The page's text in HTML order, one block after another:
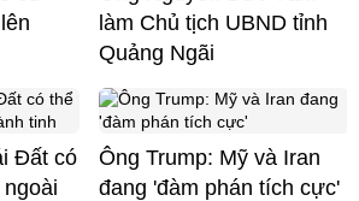
làm Chủ tịch UBND tỉnh
Quảng Ngãi
Đất có
Ông Trump: Mỹ và Iran
đang 'đàm phán tích cực'